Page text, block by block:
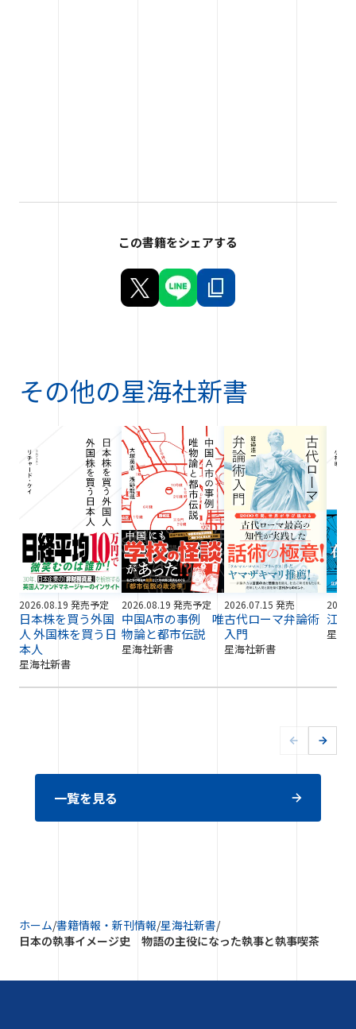
この書籍をシェアする
その他の星海社新書
2026.08.19 発売予定
日本株を買う外国
人 外国株を買う日
本人
星海社新書
2026.08.19 発売予定
中国A市の事例 唯
物論と都市伝説
星海社新書
2026.07.15 発売
古代ローマ弁論術
入門
星海社新書
江戸
星海
一覧を見る
ホーム/書籍情報・新刊情報/星海社新書/
日本の執事イメージ史 物語の主役になった執事と執事喫茶